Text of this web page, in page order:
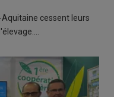
cessent leurs